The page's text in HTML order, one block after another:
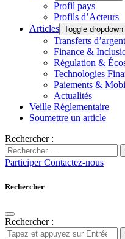
Profil pays
Profils d’Acteurs
Articles Toggle dropdown
Transferts
Finance &
Régulation &
Technologies
Paiements &
Actualités
Veille Réglementaire
Soumettre un article
Rechercher :
ParticiperContactez-nous
Rechercher
Rechercher :